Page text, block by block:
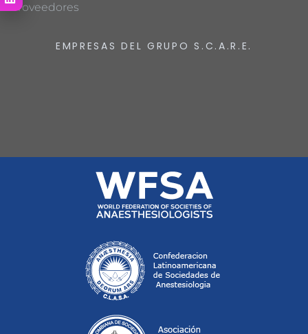
Proveedores
EMPRESAS DEL GRUPO S.C.A.R.E.